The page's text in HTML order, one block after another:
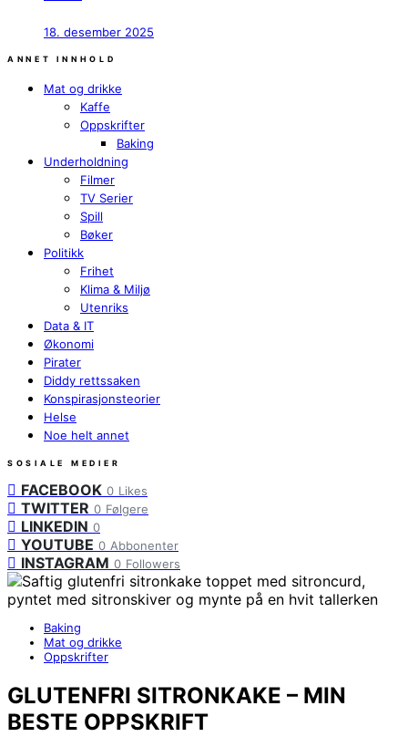
18. desember 2025
ANNET INNHOLD
Mat og drikke
Kaffe
Oppskrifter
Baking
Underholdning
Filmer
TV Serier
Spill
Bøker
Politikk
Frihet
Klima & Miljø
Utenriks
Data & IT
Økonomi
Pirater
Diddy rettssaken
Konspirasjonsteorier
Helse
Noe helt annet
SOSIALE MEDIER
FACEBOOK 0 Likes
TWITTER 0 Følgere
LINKEDIN 0
YOUTUBE 0 Abbonenter
INSTAGRAM 0 Followers
Baking
Mat og drikke
Oppskrifter
GLUTENFRI SITRONKAKE – MIN
BESTE OPPSKRIFT